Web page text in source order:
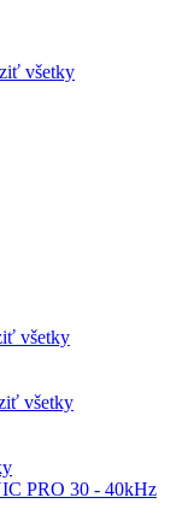
všetky
všetky
všetky